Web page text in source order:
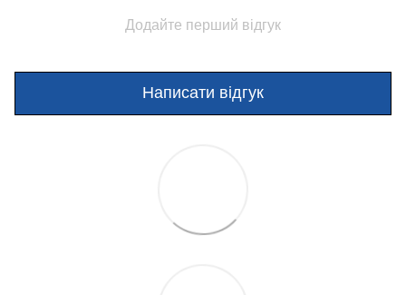
Додайте перший відгук
Написати відгук